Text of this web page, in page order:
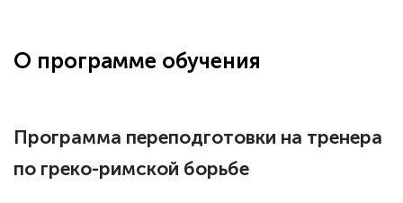
большое количество методических
О программе обучения
Программа переподготовки на тренера
по греко-римской борьбе